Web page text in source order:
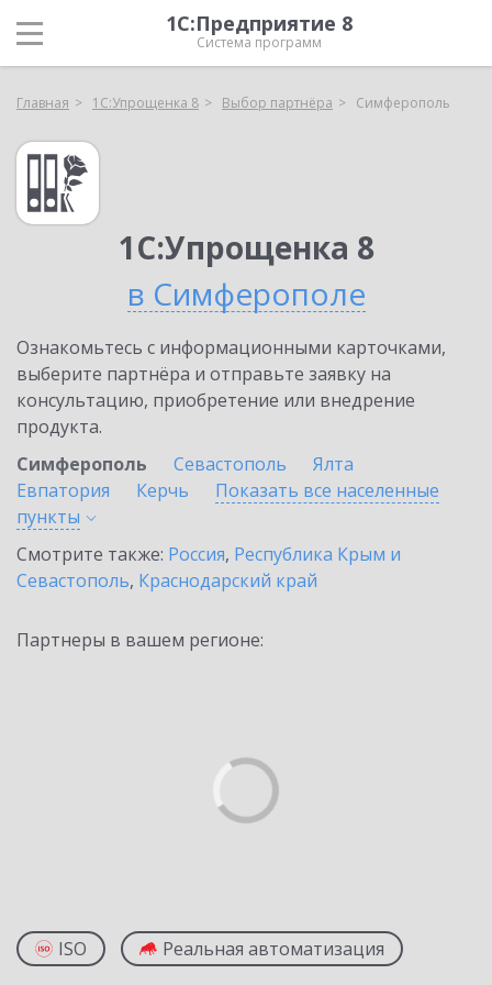
1С:Предприятие 8
Система программ
Главная 1С:Упрощенка 8 Выбор партнёра Симферополь
1С:Упрощенка 8
в Симферополе
Ознакомьтесь с информационными карточками,
выберите партнёра и отправьте заявку на
консультацию, приобретение или внедрение
продукта.
Симферополь
Севастополь
Ялта
Евпатория
Керчь
Показать все населенные
пункты
Смотрите также: Россия, Республика Крым и
Севастополь, Краснодарский край
Партнеры в вашем регионе:
ISO Реальная автоматизация